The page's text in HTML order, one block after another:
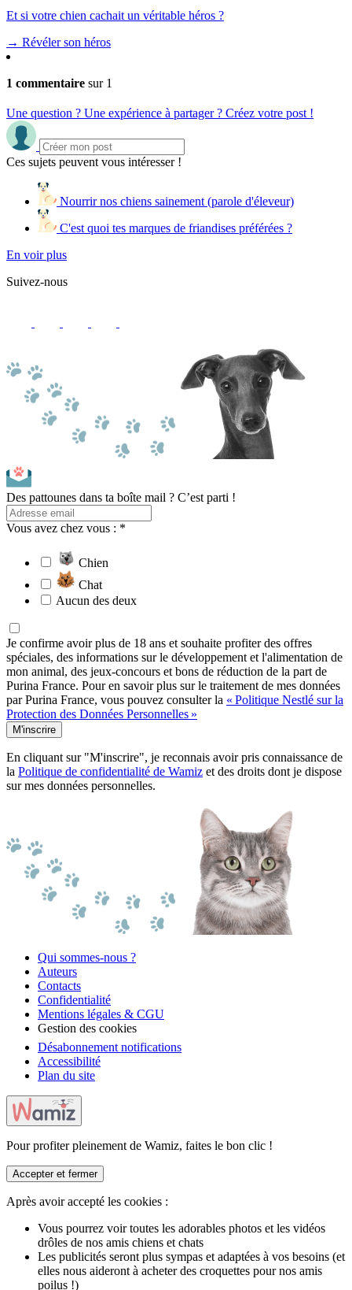
Et si votre chien cachait un véritable héros ?
→ Révéler son héros
1 commentaire sur 1
Une question ? Une expérience à partager ? Créez votre post !
Ces sujets peuvent vous intéresser !
Nourrir nos chiens sainement (parole d'éleveur)
C'est quoi tes marques de friandises préférées ?
En voir plus
Suivez-nous
Des pattounes dans ta boîte mail ? C’est parti !
Vous avez chez vous : *
Chien
Chat
Aucun des deux
Je confirme avoir plus de 18 ans et souhaite profiter des offres
spéciales, des informations sur le développement et l'alimentation de
mon animal, des jeux-concours et bons de réduction de la part de
Purina France. Pour en savoir plus sur le traitement de mes données
par Purina France, vous pouvez consulter la « Politique Nestlé sur la
Protection des Données Personnelles »
M'inscrire
En cliquant sur "M'inscrire", je reconnais avoir pris connaissance de
la Politique de confidentialité de Wamiz et des droits dont je dispose
sur mes données personnelles.
Qui sommes-nous ?
Auteurs
Contacts
Confidentialité
Mentions légales & CGU
Gestion des cookies
Désabonnement notifications
Accessibilité
Plan du site
Pour profiter pleinement de Wamiz, faites le bon clic !
Accepter et fermer
Après avoir accepté les cookies :
Vous pourrez voir toutes les adorables photos et les vidéos
drôles de nos amis chiens et chats
Les publicités seront plus sympas et adaptées à vos besoins (et
elles nous aideront à acheter des croquettes pour nos amis
poilus !)